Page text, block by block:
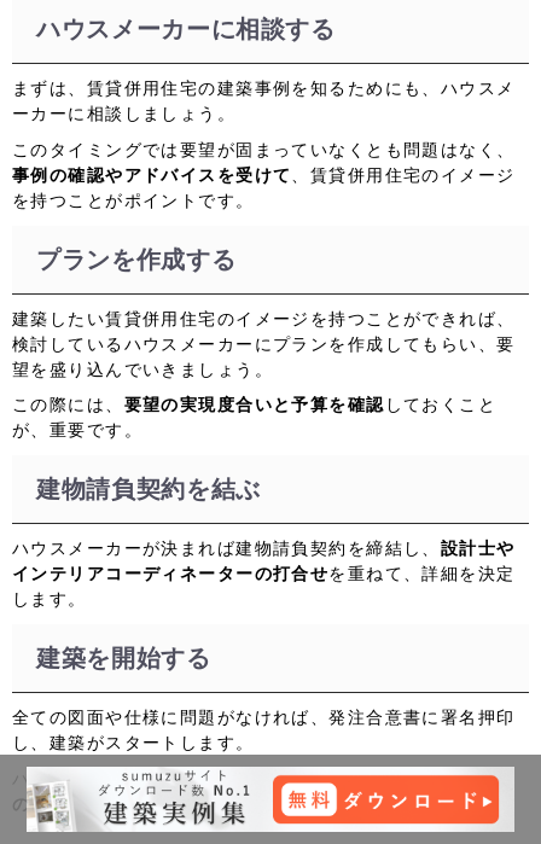
ハウスメーカーに相談する
まずは、賃貸併用住宅の建築事例を知るためにも、ハウスメ
ーカーに相談しましょう。
このタイミングでは要望が固まっていなくとも問題はなく、
事例の確認やアドバイスを受けて
、賃貸併用住宅のイメージ
を持つことがポイントです。
プランを作成する
建築したい賃貸併用住宅のイメージを持つことができれば、
検討しているハウスメーカーにプランを作成してもらい、要
望を盛り込んでいきましょう。
この際には、 要望の実現度合いと予算を確認 しておくこと
が、重要です。
建物請負契約を結ぶ
ハウスメーカーが決まれば建物請負契約を締結し、 設計士や
インテリアコーディネーターの打合せを重ねて、詳細を決定
します。
建築を開始する
全ての図面や仕様に問題がなければ、発注合意書に署名押印
し、建築がスタートします。
ハウスメーカーによって建築期間は異なるため、どのくらい
の建築期間となるかは事前にチェックしておきましょう。